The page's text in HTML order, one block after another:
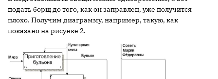
подать борщ до того, как он заправлен, уже получится
плохо. Получим диаграмму, например, такую, как
показано на рисунке 2.